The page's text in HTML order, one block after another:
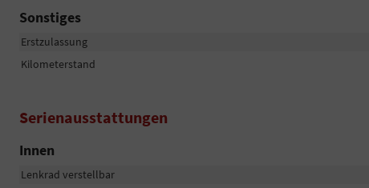
Sonstiges
Erstzulassung
Kilometerstand
Serienausstattungen
Innen
Lenkrad verstellbar